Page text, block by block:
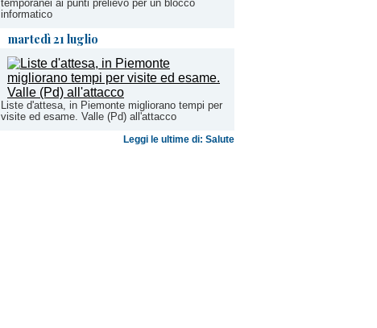
temporanei ai punti prelievo per un blocco
informatico
martedì 21 luglio
Liste d'attesa, in Piemonte migliorano tempi per
visite ed esame. Valle (Pd) all'attacco
Leggi le ultime di: Salute